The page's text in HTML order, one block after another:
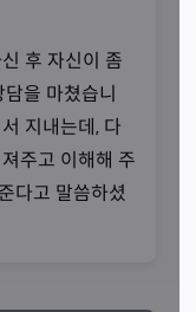
에서 태어나셨습
지나치게 어렸기
아버지께서 돌아
신병이 찾아오고
을 타고나셨죠.
후 자신이 좀
을 마쳤습니
지내는데, 다
주고 이해해 주
다고 말씀하셨